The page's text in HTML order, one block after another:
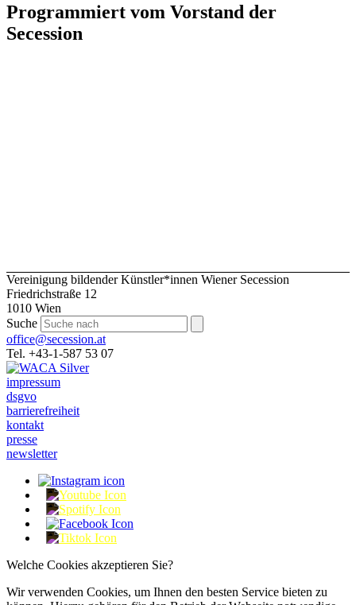
Programmiert vom Vorstand der
Secession
Vereinigung bildender Künstler*innen Wiener Secession
Friedrichstraße 12
1010 Wien
Suche
office@secession.at
Tel. +43-1-587 53 07
impressum
dsgvo
barrierefreiheit
kontakt
presse
newsletter
Welche Cookies akzeptieren Sie?
Wir verwenden Cookies, um Ihnen den besten Service bieten zu